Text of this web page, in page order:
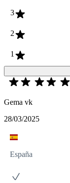
3
2
1
Gema vk
28/03/2025
España